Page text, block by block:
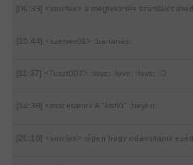
[09:33] <snorlex> a megtekintés számlálót
[15:44] <szerver01> :bananas:
[11:37] <Teszt007> :love: :love: :love: :D
[14:38] <moderator> A "kisfiú" :heyho:
[20:16] <snorlex> régen hogy odavoltatok